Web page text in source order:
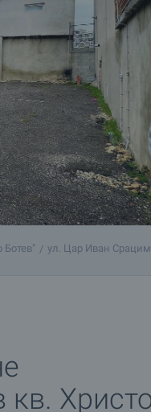
Ботев" ул. Цар Иван
кв.